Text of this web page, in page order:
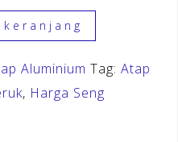
Aluminium Tag: Atap
, Harga Seng